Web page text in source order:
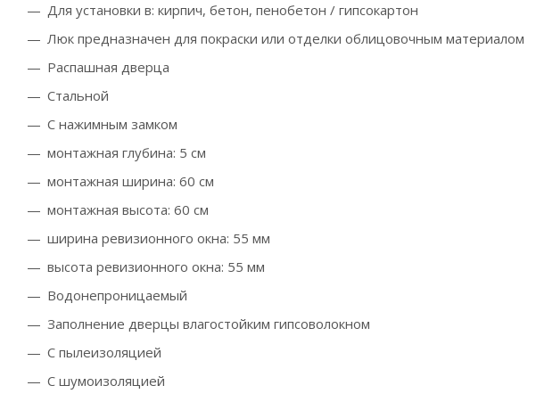
Для установки в: кирпич, бетон, пенобетон / гипсокартон
Люк предназначен для покраски или отделки облицовочным материалом
Распашная дверца
Стальной
С нажимным замком
монтажная глубина: 5 см
монтажная ширина: 60 см
монтажная высота: 60 см
ширина ревизионного окна: 55 мм
высота ревизионного окна: 55 мм
Водонепроницаемый
Заполнение дверцы влагостойким гипсоволокном
С пылеизоляцией
С шумоизоляцией